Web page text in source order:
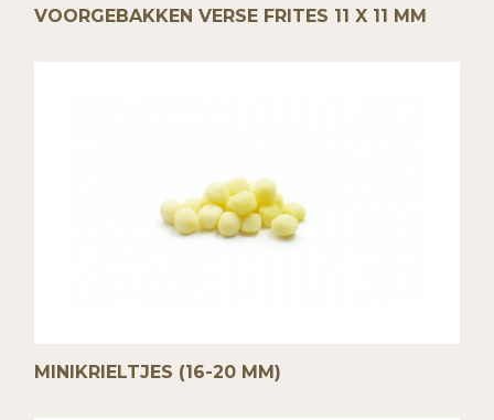
VOORGEBAKKEN VERSE FRITES 11 X 11 MM
MINIKRIELTJES (16-20 MM)